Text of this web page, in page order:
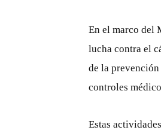
En el marco del
lucha contra el
de la
controles
Estas